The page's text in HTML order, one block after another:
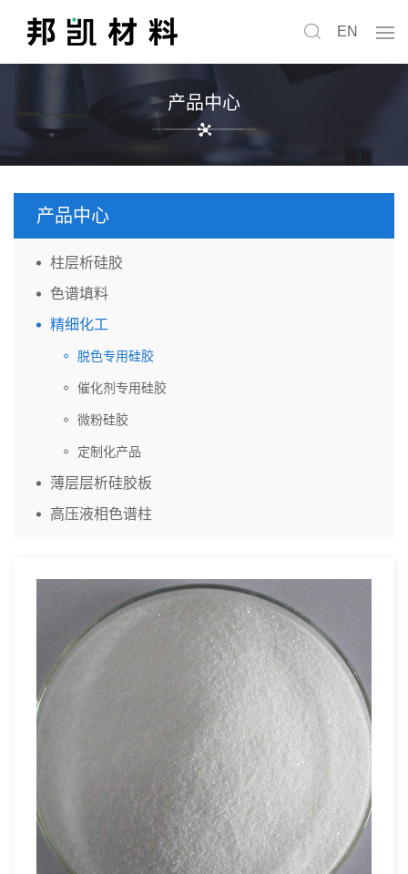
EN
产品中心
产品中心
柱层析硅胶
色谱填料
精细化工
脱色专用硅胶
催化剂专用硅胶
微粉硅胶
定制化产品
薄层层析硅胶板
高压液相色谱柱